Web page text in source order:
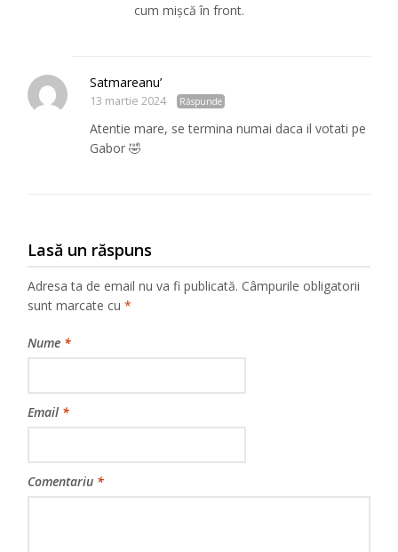
cum mișcă în front.
Satmareanu’
13 martie 2024 Răspunde
Atentie mare, se termina numai daca il votati pe
Gabor 🤣
Lasă un răspuns
Adresa ta de email nu va fi publicată. Câmpurile obligatorii
sunt marcate cu*
Nume *
Email *
Comentariu *